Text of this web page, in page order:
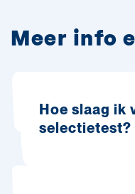
Meer info
Hoe slaag ik
selectietest?